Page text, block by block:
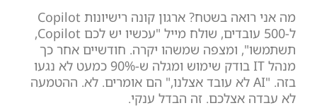
מה אני רואה בשטח? ארגון קונה רישיונות Copilot
ל-500 עובדים, שולח מייל "עכשיו יש לכם Copilot,
תשתמשו", ומצפה שמשהו יקרה. חודשיים אחר כך
מנהל IT בודק שימוש ומגלה ש-90% כמעט לא נגעו
בזה. "AI לא עובד אצלנו," הם אומרים. לא. ההטמעה
לא עבדה אצלכם. זה הבדל ענקי.